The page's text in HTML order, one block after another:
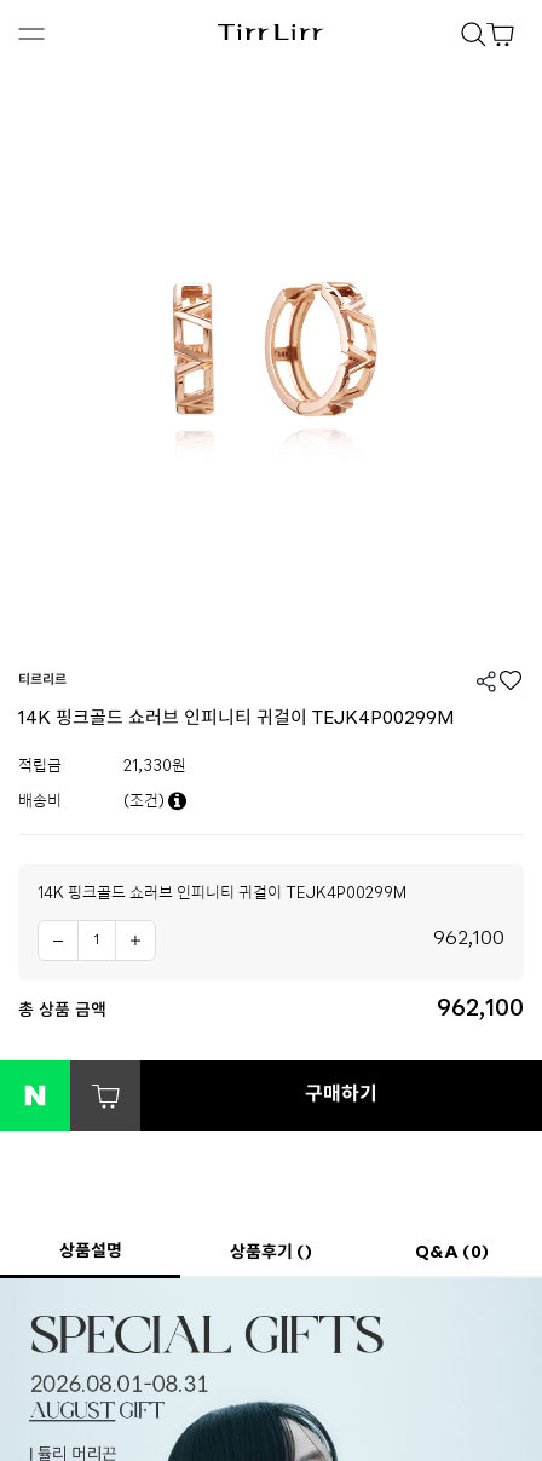
티르리르
14K 핑크골드 쇼러브 인피니티 귀걸이 TEJK4P00299M
적립금 21,330원
배송비 (조건)
14K 핑크골드 쇼러브 인피니티 귀걸이 TEJK4P00299M
962,100
총 상품 금액 962,100
구매하기
상품설명 상품후기 () Q&A (0)